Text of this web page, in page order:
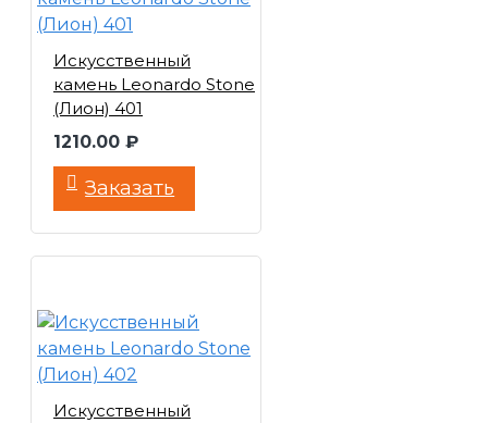
Искусственный
камень Leonardo Stone
(Лион) 401
1210.00 ₽
Заказать
Искусственный